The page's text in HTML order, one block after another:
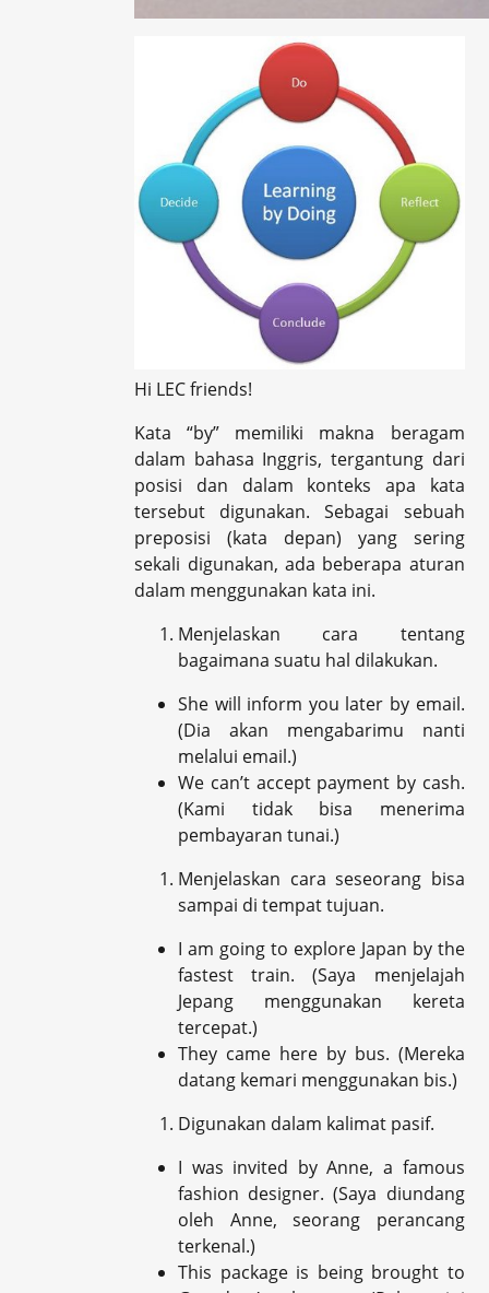
Hi LEC friends!
Kata “by” memiliki makna beragam
dalam bahasa Inggris, tergantung dari
posisi dan dalam konteks apa kata
tersebut digunakan. Sebagai sebuah
preposisi (kata depan) yang sering
sekali digunakan, ada beberapa aturan
dalam menggunakan kata ini.
Menjelaskan cara tentang
bagaimana suatu hal dilakukan.
She will inform you later by email.
(Dia akan mengabarimu nanti
melalui email.)
We can’t accept payment by cash.
(Kami tidak bisa menerima
pembayaran tunai.)
Menjelaskan cara seseorang bisa
sampai di tempat tujuan.
I am going to explore Japan by the
fastest train. (Saya menjelajah
Jepang menggunakan kereta
tercepat.)
They came here by bus. (Mereka
datang kemari menggunakan bis.)
Digunakan dalam kalimat pasif.
I was invited by Anne, a famous
fashion designer. (Saya diundang
oleh Anne, seorang perancang
terkenal.)
This package is being brought to